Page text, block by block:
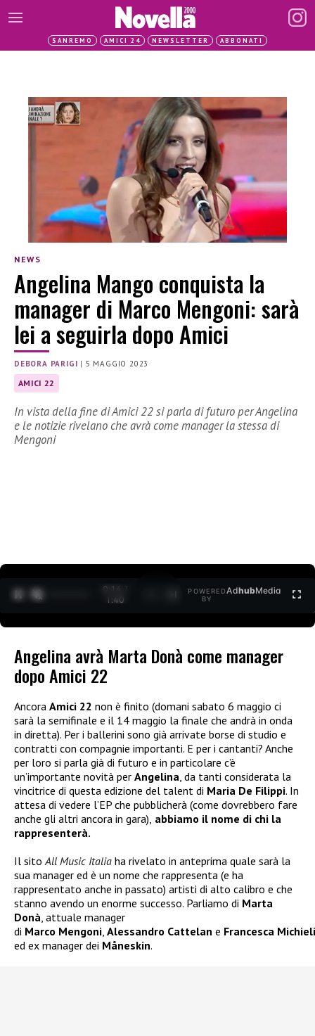
SANREMO AMICI 24 NEWSLETTER ABBONATI
NEWS
Angelina Mango conquista la
manager di Marco Mengoni: sarà
lei a seguirla dopo Amici
DEBORA PARIGI | 5 MAGGIO 2023
AMICI 22
In vista della fine di Amici 22 si parla di futuro per Angelina
e le notizie rivelano che avrà come manager la stessa di
Mengoni
0:15 /
1:40
POWERED
BY
AdhubMedia
Angelina avrà Marta Donà come manager
dopo Amici 22
Ancora Amici 22 non è finito (domani sabato 6 maggio ci
sarà la semifinale e il 14 maggio la finale che andrà in onda
in diretta). Per i ballerini sono già arrivate borse di studio e
contratti con compagnie importanti. E per i cantanti? Anche
per loro si parla già di futuro e in particolare c’è
un’importante novità per Angelina, da tanti considerata la
vincitrice di questa edizione del talent di Maria De Filippi. In
attesa di vedere l’EP che pubblicherà (come dovrebbero fare
anche gli altri ancora in gara), abbiamo il nome di chi la
rappresenterà.
Il sitoAll Music Italia ha rivelato in anteprima quale sarà la
sua manager ed è un nome che rappresenta (e ha
rappresentato anche in passato) artisti di alto calibro e che
stanno avendo un enorme successo. Parliamo di Marta
Donà, attuale manager
di Marco Mengoni, Alessandro Cattelan e Francesca
ed ex manager dei Måneskin.